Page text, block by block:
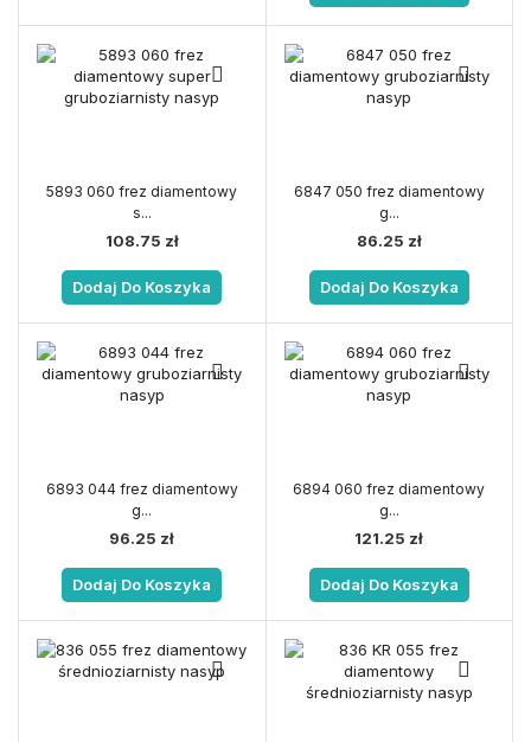
5893 060 frez diamentowy
s...
108.75 zł
Dodaj Do Koszyka
6847 050 frez diamentowy
g...
86.25 zł
Dodaj Do Koszyka
6893 044 frez diamentowy
g...
96.25 zł
Dodaj Do Koszyka
6894 060 frez diamentowy
g...
121.25 zł
Dodaj Do Koszyka